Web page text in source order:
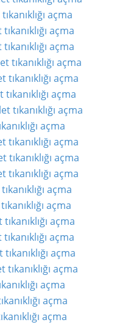
açma
açma
açma
açma
açma
açma
tıkanıklığı açma
açma
açma
açma
açma
açma
açma
açma
açma
açma
açma
açma
açma
açma